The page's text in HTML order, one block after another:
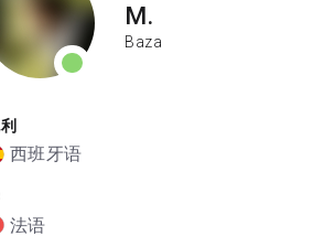
M.
Baza
西班牙语
法语